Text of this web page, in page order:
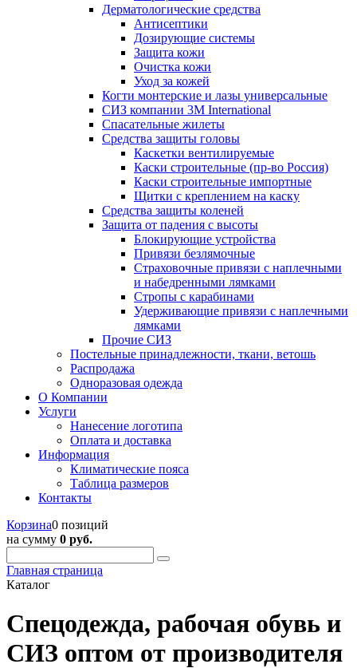
Дерматологические средства
Антисептики
Дозирующие системы
Защита кожи
Очистка кожи
Уход за кожей
Когти монтерские и лазы универсальные
СИЗ компании 3М International
Спасательные жилеты
Средства защиты головы
Каскетки вентилируемые
Каски строительные (пр-во Россия)
Каски строительные импортные
Щитки с креплением на каску
Средства защиты коленей
Защита от падения с высоты
Блокирующие устройства
Привязи безлямочные
Страховочные привязи с наплечными
и набедренными лямками
Стропы с карабинами
Удерживающие привязи с наплечными
лямками
Прочие СИЗ
Постельные принадлежности, ткани, ветошь
Распродажа
Одноразовая одежда
О Компании
Услуги
Нанесение логотипа
Оплата и доставка
Информация
Климатические пояса
Таблица размеров
Контакты
Корзина0 позиций
на сумму 0 руб.
Главная страница
Каталог
Спецодежда, рабочая обувь и
СИЗ оптом от производителя